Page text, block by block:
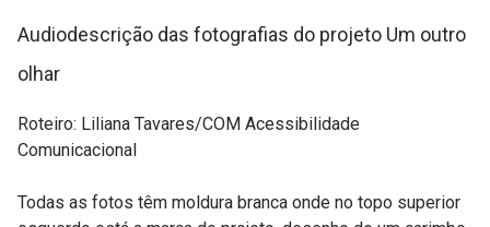
Audiodescrição das fotografias do projeto Um outro
olhar
Roteiro: Liliana Tavares/COM Acessibilidade
Comunicacional
Todas as fotos têm moldura branca onde no topo superior